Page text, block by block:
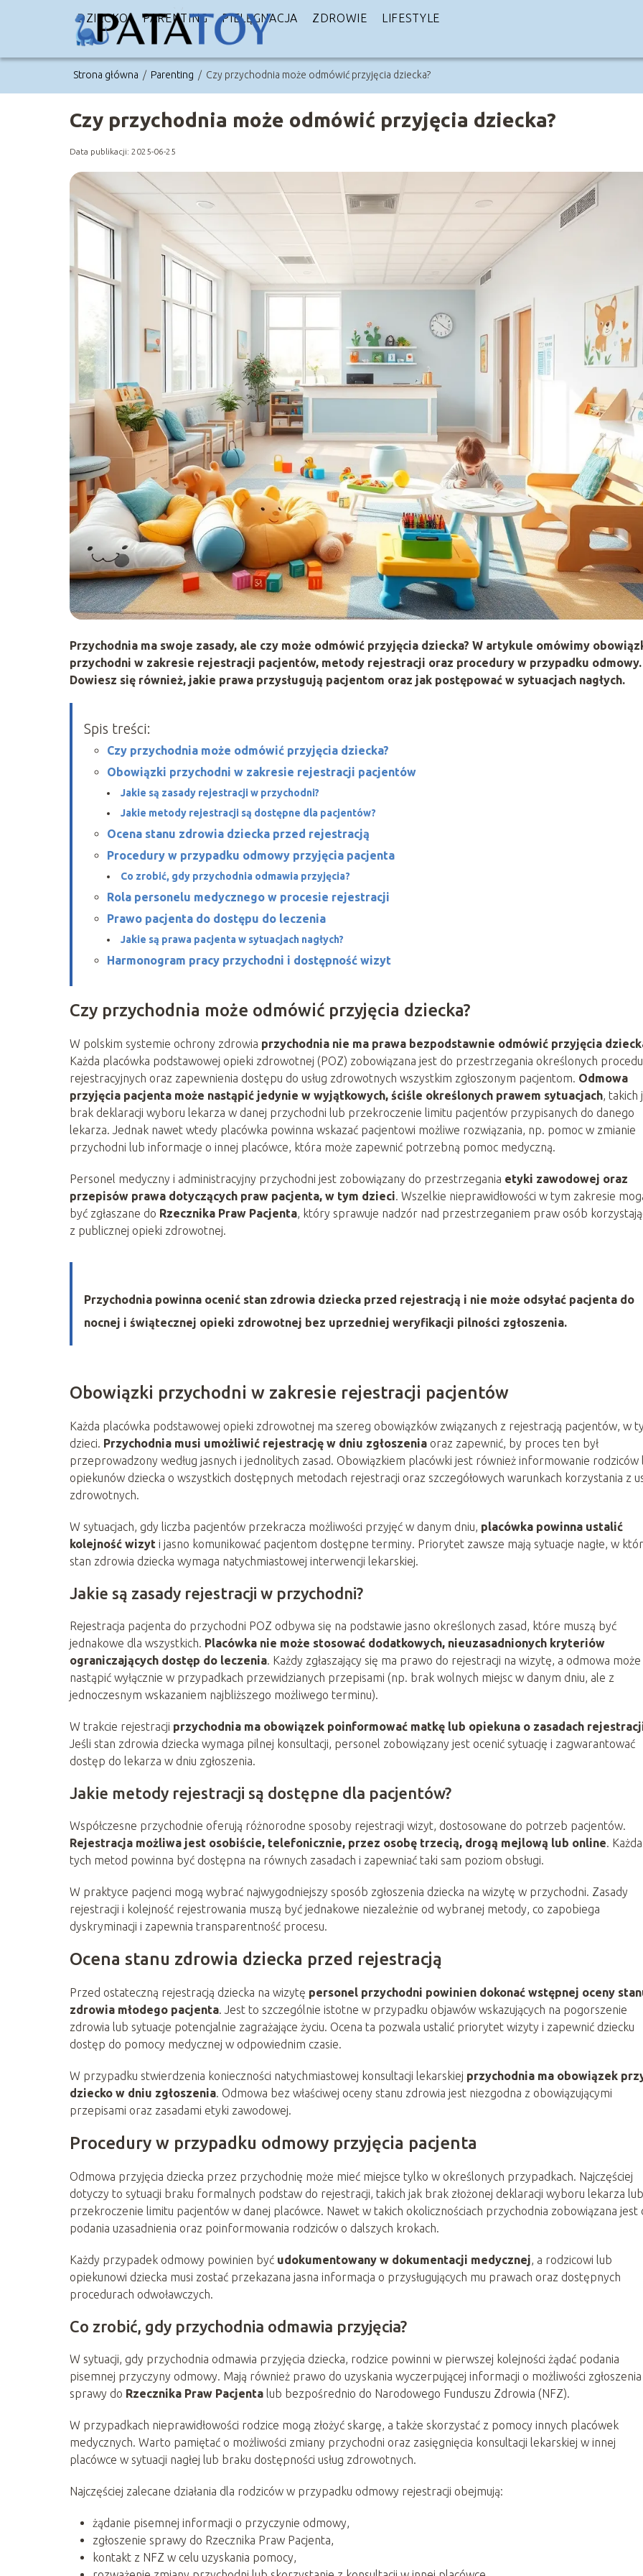
DZIECKO PARENTING PIELĘGNACJA ZDROWIE LIFESTYLE
Strona główna / Parenting / Czy przychodnia może odmówić przyjęcia dziecka?
Czy przychodnia może odmówić przyjęcia dziecka?
Data publikacji: 2025-06-25
Przychodnia ma swoje zasady, ale czy może odmówić przyjęcia dziecka? W artykule omówimy
przychodni w zakresie rejestracji pacjentów, metody rejestracji oraz procedury w przypadku odmowy.
Dowiesz się również, jakie prawa przysługują pacjentom oraz jak postępować w sytuacjach nagłych.
Spis treści:
Czy przychodnia może odmówić przyjęcia dziecka?
Obowiązki przychodni w zakresie rejestracji pacjentów
Jakie są zasady rejestracji w przychodni?
Jakie metody rejestracji są dostępne dla pacjentów?
Ocena stanu zdrowia dziecka przed rejestracją
Procedury w przypadku odmowy przyjęcia pacjenta
Co zrobić, gdy przychodnia odmawia przyjęcia?
Rola personelu medycznego w procesie rejestracji
Prawo pacjenta do dostępu do leczenia
Jakie są prawa pacjenta w sytuacjach nagłych?
Harmonogram pracy przychodni i dostępność wizyt
Czy przychodnia może odmówić przyjęcia dziecka?
W polskim systemie ochrony zdrowia przychodnia nie ma prawa bezpodstawnie odmówić przyjęcia
Każda placówka podstawowej opieki zdrowotnej (POZ) zobowiązana jest do przestrzegania określonych
rejestracyjnych oraz zapewnienia dostępu do usług zdrowotnych wszystkim zgłoszonym pacjentom. Odmowa
przyjęcia pacjenta może nastąpić jedynie w wyjątkowych, ściśle określonych prawem sytuacjach, takich
brak deklaracji wyboru lekarza w danej przychodni lub przekroczenie limitu pacjentów przypisanych do danego
lekarza. Jednak nawet wtedy placówka powinna wskazać pacjentowi możliwe rozwiązania, np. pomoc w zmianie
przychodni lub informacje o innej placówce, która może zapewnić potrzebną pomoc medyczną.
Personel medyczny i administracyjny przychodni jest zobowiązany do przestrzegania etyki zawodowej oraz
przepisów prawa dotyczących praw pacjenta, w tym dzieci. Wszelkie nieprawidłowości w tym zakresie
być zgłaszane do Rzecznika Praw Pacjenta, który sprawuje nadzór nad przestrzeganiem praw osób
z publicznej opieki zdrowotnej.
Przychodnia powinna ocenić stan zdrowia dziecka przed rejestracją i nie może odsyłać pacjenta do
nocnej i świątecznej opieki zdrowotnej bez uprzedniej weryfikacji pilności zgłoszenia.
Obowiązki przychodni w zakresie rejestracji pacjentów
Każda placówka podstawowej opieki zdrowotnej ma szereg obowiązków związanych z rejestracją pacjentów, w
dzieci. Przychodnia musi umożliwić rejestrację w dniu zgłoszenia oraz zapewnić, by proces ten był
przeprowadzony według jasnych i jednolitych zasad. Obowiązkiem placówki jest również informowanie rodziców
opiekunów dziecka o wszystkich dostępnych metodach rejestracji oraz szczegółowych warunkach korzystania z
zdrowotnych.
W sytuacjach, gdy liczba pacjentów przekracza możliwości przyjęć w danym dniu, placówka powinna ustalić
kolejność wizyt i jasno komunikować pacjentom dostępne terminy. Priorytet zawsze mają sytuacje nagłe, w
stan zdrowia dziecka wymaga natychmiastowej interwencji lekarskiej.
Jakie są zasady rejestracji w przychodni?
Rejestracja pacjenta do przychodni POZ odbywa się na podstawie jasno określonych zasad, które muszą być
jednakowe dla wszystkich. Placówka nie może stosować dodatkowych, nieuzasadnionych kryteriów
ograniczających dostęp do leczenia. Każdy zgłaszający się ma prawo do rejestracji na wizytę, a odmowa może
nastąpić wyłącznie w przypadkach przewidzianych przepisami (np. brak wolnych miejsc w danym dniu, ale z
jednoczesnym wskazaniem najbliższego możliwego terminu).
W trakcie rejestracji przychodnia ma obowiązek poinformować matkę lub opiekuna o zasadach
Jeśli stan zdrowia dziecka wymaga pilnej konsultacji, personel zobowiązany jest ocenić sytuację i zagwarantować
dostęp do lekarza w dniu zgłoszenia.
Jakie metody rejestracji są dostępne dla pacjentów?
Współczesne przychodnie oferują różnorodne sposoby rejestracji wizyt, dostosowane do potrzeb pacjentów.
Rejestracja możliwa jest osobiście, telefonicznie, przez osobę trzecią, drogą mejlową lub online.
tych metod powinna być dostępna na równych zasadach i zapewniać taki sam poziom obsługi.
W praktyce pacjenci mogą wybrać najwygodniejszy sposób zgłoszenia dziecka na wizytę w przychodni. Zasady
rejestracji i kolejność rejestrowania muszą być jednakowe niezależnie od wybranej metody, co zapobiega
dyskryminacji i zapewnia transparentność procesu.
Ocena stanu zdrowia dziecka przed rejestracją
Przed ostateczną rejestracją dziecka na wizytę personel przychodni powinien dokonać wstępnej oceny
zdrowia młodego pacjenta. Jest to szczególnie istotne w przypadku objawów wskazujących na pogorszenie
zdrowia lub sytuacje potencjalnie zagrażające życiu. Ocena ta pozwala ustalić priorytet wizyty i zapewnić dziecku
dostęp do pomocy medycznej w odpowiednim czasie.
W przypadku stwierdzenia konieczności natychmiastowej konsultacji lekarskiej przychodnia ma obowiązek
dziecko w dniu zgłoszenia. Odmowa bez właściwej oceny stanu zdrowia jest niezgodna z obowiązującymi
przepisami oraz zasadami etyki zawodowej.
Procedury w przypadku odmowy przyjęcia pacjenta
Odmowa przyjęcia dziecka przez przychodnię może mieć miejsce tylko w określonych przypadkach. Najczęściej
dotyczy to sytuacji braku formalnych podstaw do rejestracji, takich jak brak złożonej deklaracji wyboru lekarza lub
przekroczenie limitu pacjentów w danej placówce. Nawet w takich okolicznościach przychodnia zobowiązana jest
podania uzasadnienia oraz poinformowania rodziców o dalszych krokach.
Każdy przypadek odmowy powinien być udokumentowany w dokumentacji medycznej, a rodzicowi lub
opiekunowi dziecka musi zostać przekazana jasna informacja o przysługujących mu prawach oraz dostępnych
procedurach odwoławczych.
Co zrobić, gdy przychodnia odmawia przyjęcia?
W sytuacji, gdy przychodnia odmawia przyjęcia dziecka, rodzice powinni w pierwszej kolejności żądać podania
pisemnej przyczyny odmowy. Mają również prawo do uzyskania wyczerpującej informacji o możliwości zgłoszenia
sprawy do Rzecznika Praw Pacjenta lub bezpośrednio do Narodowego Funduszu Zdrowia (NFZ).
W przypadkach nieprawidłowości rodzice mogą złożyć skargę, a także skorzystać z pomocy innych placówek
medycznych. Warto pamiętać o możliwości zmiany przychodni oraz zasięgnięcia konsultacji lekarskiej w innej
placówce w sytuacji nagłej lub braku dostępności usług zdrowotnych.
Najczęściej zalecane działania dla rodziców w przypadku odmowy rejestracji obejmują:
żądanie pisemnej informacji o przyczynie odmowy,
zgłoszenie sprawy do Rzecznika Praw Pacjenta,
kontakt z NFZ w celu uzyskania pomocy,